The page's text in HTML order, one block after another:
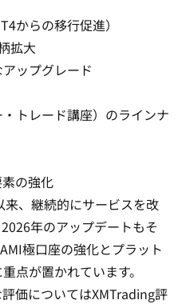
からの移行促進）
拡大
ップグレード
トレード講座）のラインナ
の強化
、継続的にサービスを改
年のアップデートもそ
極口座の強化とプラット
点が置かれています。
価についてはXMTrading評